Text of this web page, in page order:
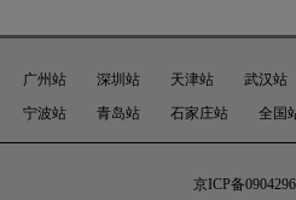
广州站 深圳站 天津站
武汉站
宁波站 青岛站 石家庄站 全国
京ICP备